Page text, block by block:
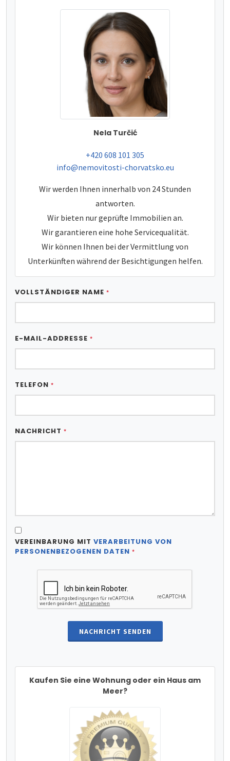
Nela Turčić
tel:
+420 608 101 305
e-mail:
info@nemovitosti-chorvatsko.eu
Wir werden Ihnen innerhalb von 24 Stunden
antworten.
Wir bieten nur geprüfte Immobilien an.
Wir garantieren eine hohe Servicequalität.
Wir können Ihnen bei der Vermittlung von
Unterkünften während der Besichtigungen helfen.
VOLLSTÄNDIGER NAME *
E-MAIL-ADDRESSE *
TELEFON *
NACHRICHT *
VEREINBARUNG MIT VERARBEITUNG VON
PERSONENBEZOGENEN DATEN *
NACHRICHT SENDEN
Kaufen Sie eine Wohnung oder ein Haus am
Meer?